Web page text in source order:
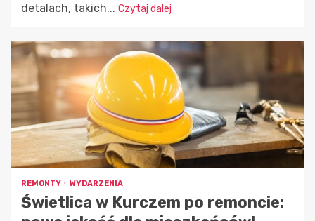
detalach, takich... Czytaj dalej
REMONTY WYDARZENIA
Świetlica w Kurczem po remoncie: